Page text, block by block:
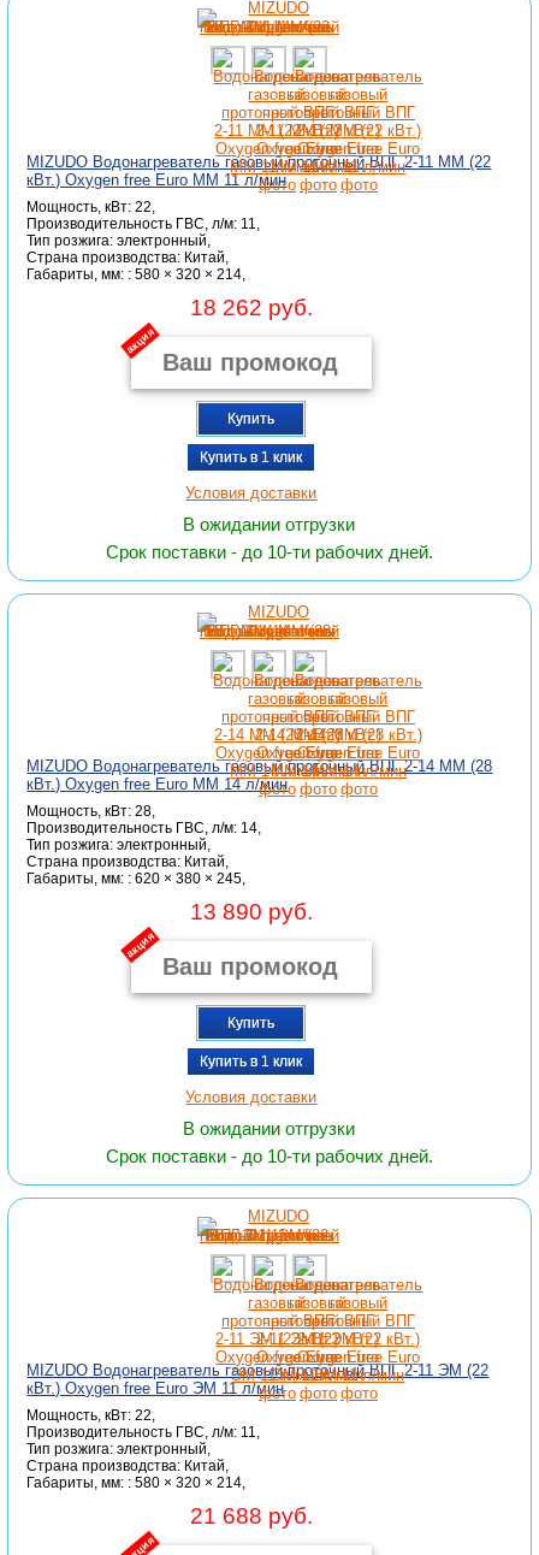
MIZUDO Водонагреватель газовый проточный ВПГ 2-11 ММ (22
кВт.) Oxygen free Euro ММ 11 л/мин
Мощность, кВт: 22,
Производительность ГВС, л/м: 11,
Тип розжига: электронный,
Страна производства: Китай,
Габариты, мм: : 580 × 320 × 214,
18 262 руб.
акция
Купить
Купить в 1 клик
Условия доставки
В ожидании отгрузки
Срок поставки - до 10-ти рабочих дней.
MIZUDO Водонагреватель газовый проточный ВПГ 2-14 ММ (28
кВт.) Oxygen free Euro ММ 14 л/мин
Мощность, кВт: 28,
Производительность ГВС, л/м: 14,
Тип розжига: электронный,
Страна производства: Китай,
Габариты, мм: : 620 × 380 × 245,
13 890 руб.
акция
Купить
Купить в 1 клик
Условия доставки
В ожидании отгрузки
Срок поставки - до 10-ти рабочих дней.
MIZUDO Водонагреватель газовый проточный ВПГ 2-11 ЭМ (22
кВт.) Oxygen free Euro ЭМ 11 л/мин
Мощность, кВт: 22,
Производительность ГВС, л/м: 11,
Тип розжига: электронный,
Страна производства: Китай,
Габариты, мм: : 580 × 320 × 214,
21 688 руб.